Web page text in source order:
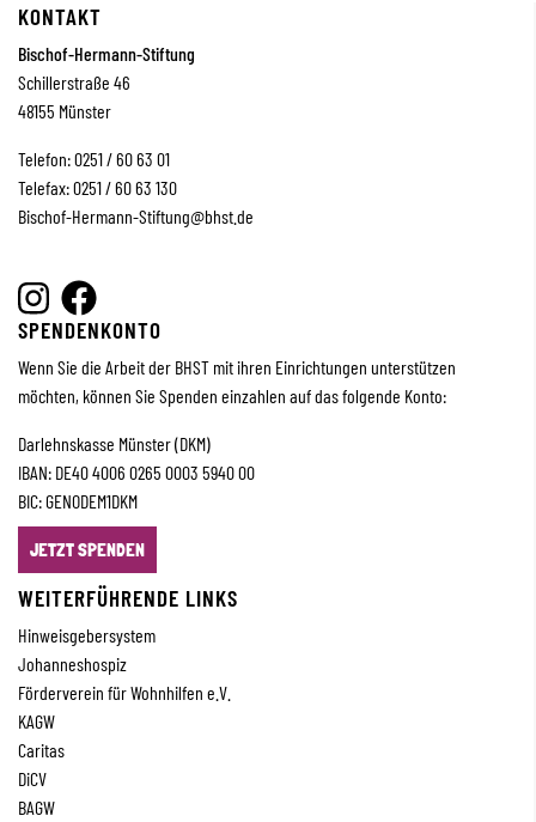
KONTAKT
Bischof-Hermann-Stiftung
Schillerstraße 46
48155 Münster
Telefon: 0251 / 60 63 01
Telefax: 0251 / 60 63 130
Bischof-Hermann-Stiftung@bhst.de
SPENDENKONTO
Wenn Sie die Arbeit der BHST mit ihren Einrichtungen unterstützen
möchten, können Sie Spenden einzahlen auf das folgende Konto:
Darlehnskasse Münster (DKM)
IBAN: DE40 4006 0265 0003 5940 00
BIC: GENODEM1DKM
JETZT SPENDEN
WEITERFÜHRENDE LINKS
Hinweisgebersystem
Johanneshospiz
Förderverein für Wohnhilfen e.V.
KAGW
Caritas
DiCV
BAGW